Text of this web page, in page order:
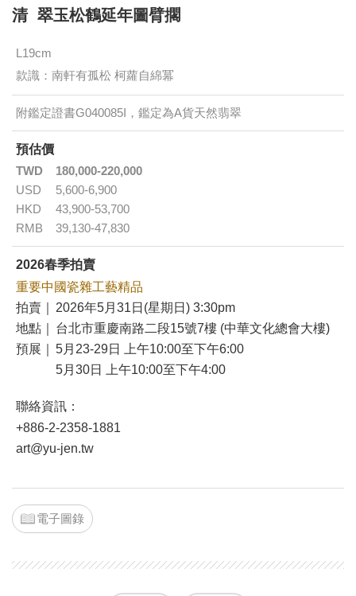
清 翠玉松鶴延年圖臂擱
L19cm
款識：南軒有孤松 柯蘿自綿冪
附鑑定證書G040085I，鑑定為A貨天然翡翠
預估價
TWD
180,000-220,000
USD
5,600-6,900
HKD
43,900-53,700
RMB
39,130-47,830
2026春季拍賣
重要中國瓷雜工藝精品
拍賣｜
2026年5月31日(星期日) 3:30pm
地點｜
台北市重慶南路二段15號7樓 (中華文化總會大樓)
預展｜
5月23-29日 上午10:00至下午6:00
5月30日 上午10:00至下午4:00
聯絡資訊：
+886-2-2358-1881
art@yu-jen.tw
電子圖錄